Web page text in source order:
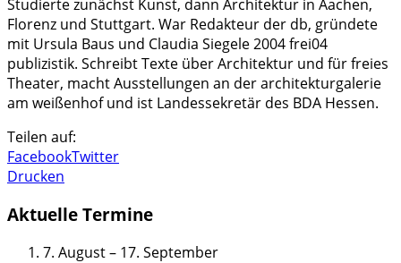
Studierte zunächst Kunst, dann Architektur in Aachen,
Florenz und Stuttgart. War Redakteur der db, gründete
mit Ursula Baus und Claudia Siegele 2004 frei04
publizistik. Schreibt Texte über Architektur und für freies
Theater, macht Ausstellungen an der architekturgalerie
am weißenhof und ist Landessekretär des BDA Hessen.
Teilen auf:
FacebookTwitter
Drucken
Aktuelle Termine
7. August– 17. September